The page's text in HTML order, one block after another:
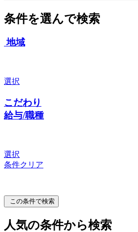
条件を選んで検索
地域
選択
こだわり
給与/職種
選択
条件クリア
この条件で検索
人気の条件から検索